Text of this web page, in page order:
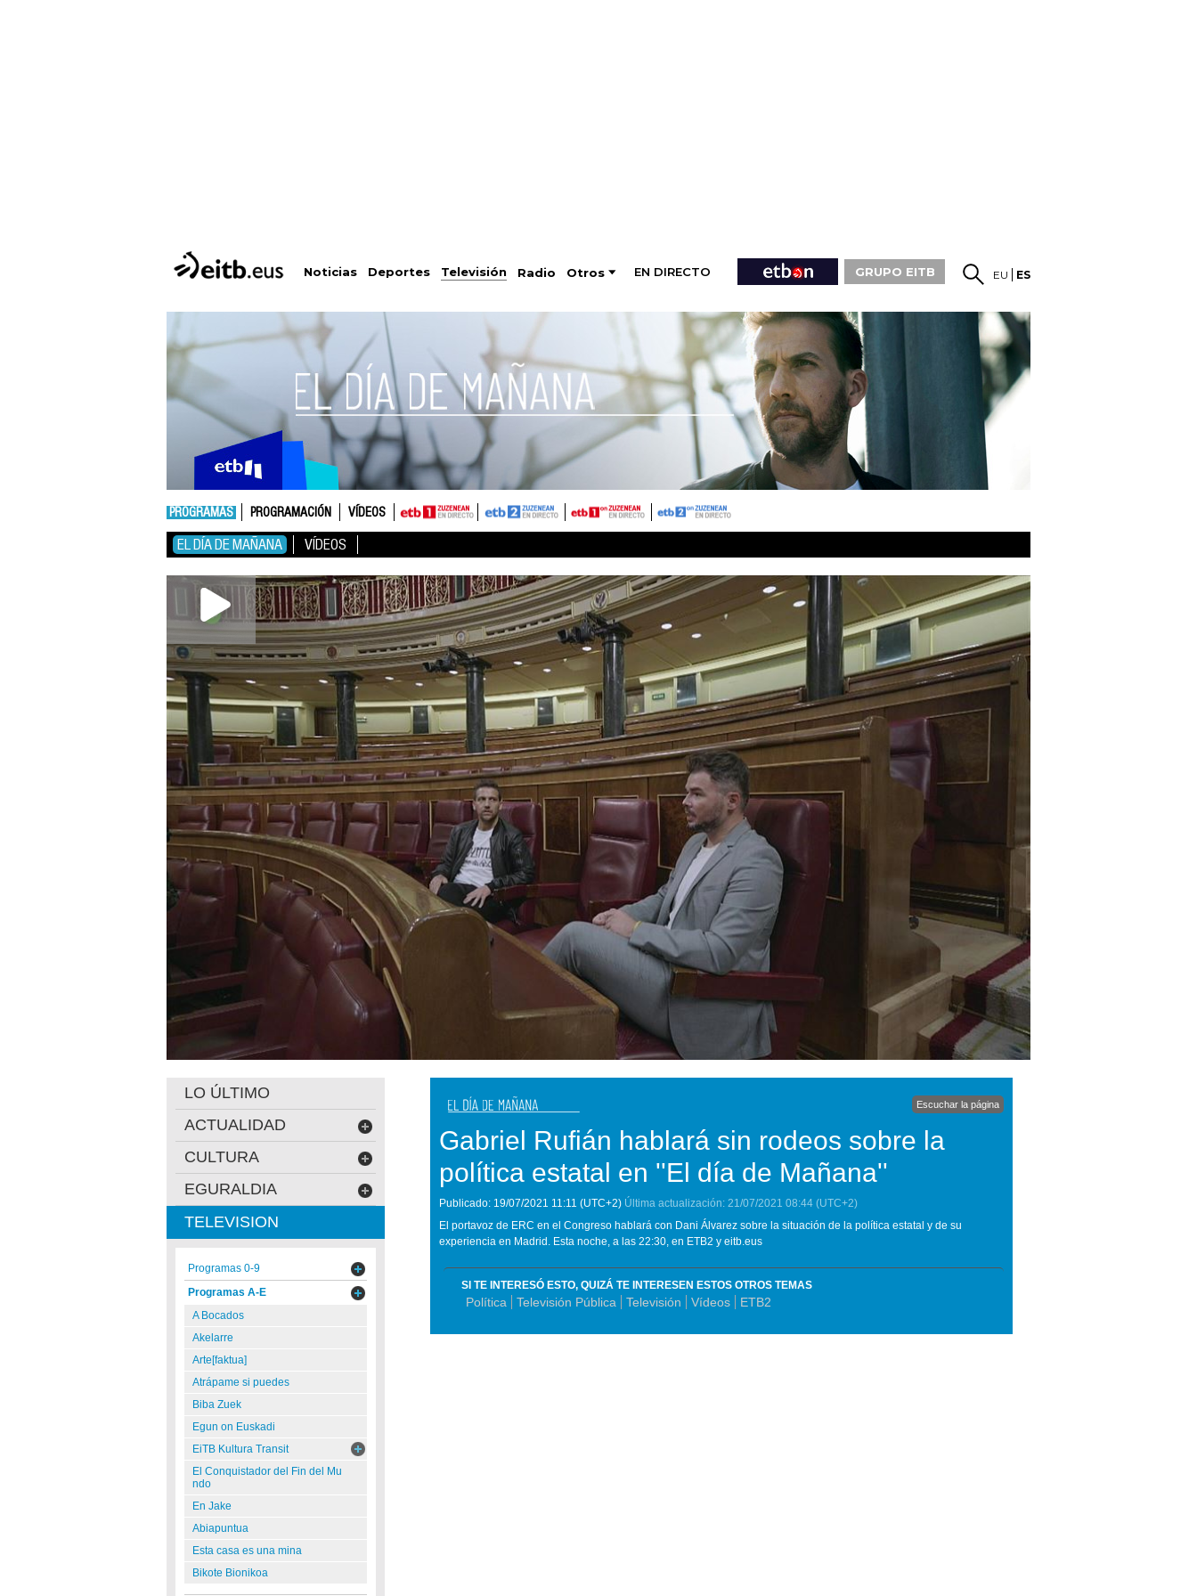
Noticias Deportes Televisión Radio Otros EN DIRECTO GRUPO EITB EU ES
PROGRAMAS PROGRAMACIÓN VÍDEOS
EL DÍA DE MAÑANA VÍDEOS
Escuchar la página
Gabriel Rufián hablará sin rodeos sobre la
política estatal en ''El día de Mañana''
Publicado: 19/07/2021 11:11 (UTC+2) Última actualización: 21/07/2021 08:44 (UTC+2)
El portavoz de ERC en el Congreso hablará con Dani Álvarez sobre la situación de la política estatal y de su
experiencia en Madrid. Esta noche, a las 22:30, en ETB2 y eitb.eus
SI TE INTERESÓ ESTO, QUIZÁ TE INTERESEN ESTOS OTROS TEMAS
Política Televisión Pública Televisión Vídeos ETB2
LO ÚLTIMO
ACTUALIDAD
CULTURA
EGURALDIA
TELEVISION
Programas 0-9
Programas A-E
A Bocados
Akelarre
Arte[faktua]
Atrápame si puedes
Biba Zuek
Egun on Euskadi
EiTB Kultura Transit
El Conquistador del Fin del Mu
ndo
En Jake
Abiapuntua
Esta casa es una mina
Bikote Bionikoa